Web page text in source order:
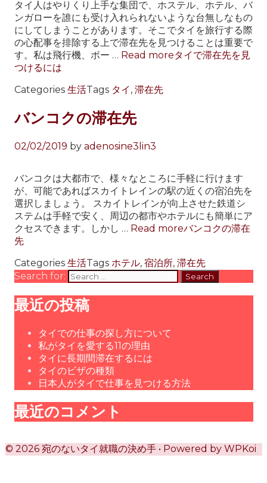
タイ人はやりくり上手な集団で、ホステル、ホテル、バ
ンガローを誰にも受け入れられないような台無しなもの
にしてしまうことがあります。そこでタイを旅行する際
の心配事を排除する上で滞在先を見つけることは重要で
す。私は飛行機、ボー … Read moreタイで滞在先を見
つけるには
Categories 生活Tags タイ , 滞在先
バンコクの滞在先
02/02/2019 by adenosine3lin3
バンコクは大都市で、様々なところに手軽に行けます
が、可能であればスカイトレインの駅の近くの宿泊先を
選択しましょう。 スカイトレインが向上させた鉄道シ
ステムは手軽で安く、周辺の都市やホテルにも簡単にア
クセスできます。しかし … Read moreバンコクの滞在
先
Categories 生活Tags ホテル, 宿泊所, 滞在先
Search for:
最近の投稿
タイでの仕事の探し方について
私がタイを愛する11の理由
タイに長期間滞在するには
タイのビザの種類
日本人がタイで仕事を見つける方法
最近のコメント
© 2026 宛のないタイ就職の決め手 • Powered by WPKoi